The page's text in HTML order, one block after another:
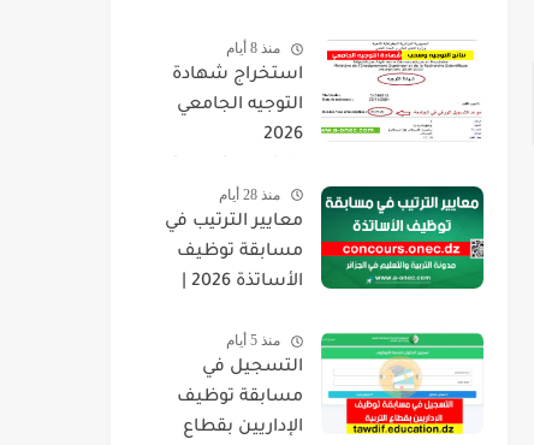
résultat
منذ 8 أيام
استخراج شهادة
التوجيه الجامعي
2026
منذ 28 أيام
معايير الترتيب في
مسابقة توظيف
منذ 5 أيام
التسجيل في
مسابقة توظيف
الإداريين بقطاع